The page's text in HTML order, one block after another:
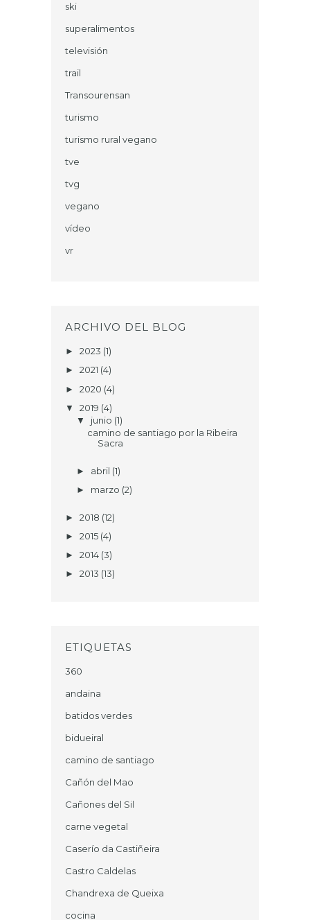
ski
superalimentos
televisión
trail
Transourensan
turismo
turismo rural vegano
tve
tvg
vegano
vídeo
vr
ARCHIVO DEL BLOG
► 2023 (1)
► 2021 (4)
► 2020 (4)
▼ 2019 (4)
▼ junio (1)
camino de santiago por la Ribeira
Sacra
► abril (1)
► marzo (2)
► 2018 (12)
► 2015 (4)
► 2014 (3)
► 2013 (13)
ETIQUETAS
360
andaina
batidos verdes
bidueiral
camino de santiago
Cañón del Mao
Cañones del Sil
carne vegetal
Caserío da Castiñeira
Castro Caldelas
Chandrexa de Queixa
cocina